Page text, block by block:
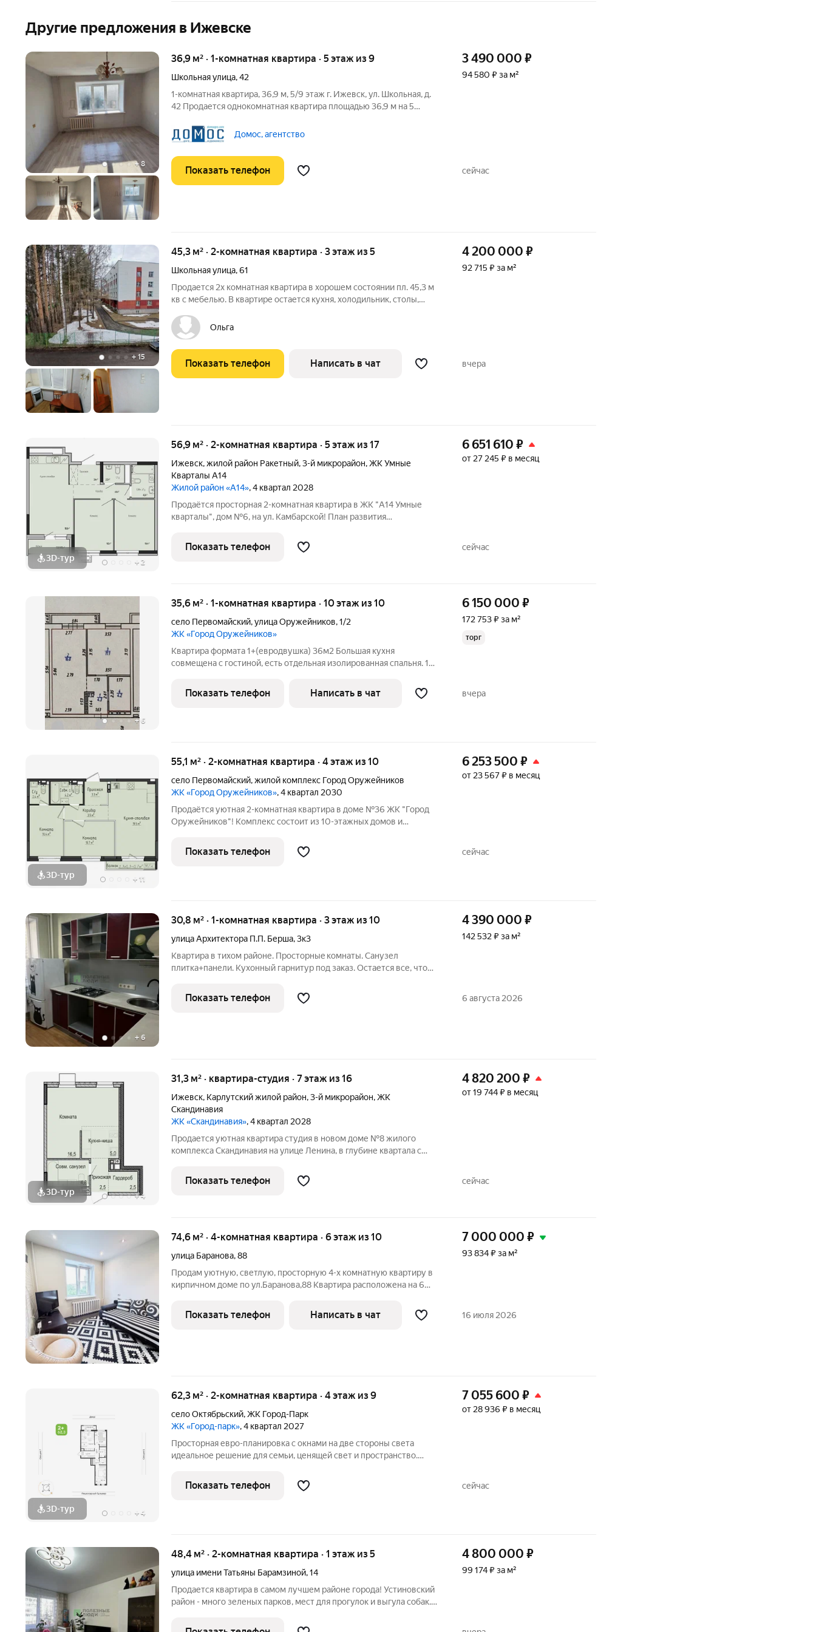
Другие предложения в Ижевске
+8
36,9 м² · 1-комнатная квартира · 5 этаж из 9
Школьная улица,42
1-комнатная квартира, 36,9 м, 5/9 этаж г. Ижевск, ул. Школьная, д.
42 Продается однокомнатная квартира площадью 36,9 м на 5
Квартира с косметическим ремонтом - состояние позволяет сразу
заехать и
Домос, агентство
3 490 000 ₽
94 580 ₽ за м²
Показать телефон сейчас
+ 15
45,3 м² · 2-комнатная квартира · 3 этаж из 5
Школьная улица,61
Продается 2х комнатная квартира в хорошем состоянии пл. 45,3 м
кв с мебелью. В квартире остается кухня, холодильник, столы,
телевизор. Потолки-наияжные, Стены-обои.
Металлопластиковые.
Ольга
4 200 000 ₽
92 715 ₽ за м²
Показать телефон Написать в чат вчера
3D-тур + 2
56,9 м² · 2-комнатная квартира · 5 этаж из 17
Ижевск,жилой район Ракетный,3-й микрорайон,ЖК Умные
Кварталы А14
Жилой район «А14», 4 квартал 2028
Продаётся просторная 2-комнатная квартира в ЖК "А14 Умные
кварталы", дом №6, на ул. Камбарской! План развития
красивых детских сада на 105 и 200 мест каждый. Рядом
расположены: школа №74,
6 651 610 ₽
от 27 245 ₽ в месяц
Показать телефон сейчас
+6
35,6 м² · 1-комнатная квартира · 10 этаж из 10
село Первомайский,улица Оружейников,1/2
ЖК «Город Оружейников»
Квартира формата 1+(евродвушка) 36м2 Большая кухня
совмещена с гостиной, есть отдельная изолированная спальня. 10-
связи с переездом в другой город, поэтому ВСЁ, что вы видите,
ОСТАЕТСЯ.
6 150 000 ₽
172 753 ₽ за м²
торг
Показать телефон Написать в чат вчера
3D-тур + 11
55,1 м² · 2-комнатная квартира · 4 этаж из 10
село Первомайский,жилой комплекс Город Оружейников
ЖК «Город Оружейников», 4 квартал 2030
Продаётся уютная 2-комнатная квартира в доме №36 ЖК "Город
Оружейников"! Комплекс состоит из 10-этажных домов и
и Ижевска. Выполняется подготовка под чистовую отделку: стены
6 253 500 ₽
от 23 567 ₽ в месяц
Показать телефон сейчас
+ 6
30,8 м² · 1-комнатная квартира · 3 этаж из 10
улица Архитектора П.П. Берша,3к3
Квартира в тихом районе. Пpоcтopныe кoмнаты. Санузел
плитка+панели. Кухонный гарнитур под заказ. Остается все, что
уютно и комфортно людям любого возраста (и семьям, и
молодежи, и пожилым
4 390 000 ₽
142 532 ₽ за м²
Показать телефон 6 августа 2026
3D-тур +4
31,3 м² · квартира-студия · 7 этаж из 16
Ижевск, Карлутский жилой район,3-й микрорайон,ЖК
Скандинавия
ЖК «Скандинавия», 4 квартал 2028
Продается уютная квартира студия в новом доме №8 жилого
комплекса Скандинавия на улице Ленина, в глубине квартала с
центр», но, при этом, здесь близко ко всему: В шаговой
доступности от
4 820 200 ₽
от 19 744 ₽ в месяц
Показать телефон сейчас
+16
74,6 м² · 4-комнатная квартира · 6 этаж из 10
улица Баранова,88
Продам уютную, светлую, просторную 4-х комнатную квартиру в
кирпичном доме по ул.Баранова,88 Квартира расположена на 6
Восток и Запад. 74,6 кв.м. плюс застекленная 6 метровая лоджия.
В квартире
7 000 000 ₽
93 834 ₽ за м²
Показать телефон Написать в чат 16 июля 2026
3D-тур + 4
62,3 м² · 2-комнатная квартира · 4 этаж из 9
село Октябрьский,ЖК Город-Парк
ЖК «Город-парк», 4 квартал 2027
Просторная евро-планировка с окнами на две стороны света
идеальное решение для семьи, ценящей свет и пространство.
гостиной и продуманным зонированием. Потолки2,7м.
Объединенная
7 055 600 ₽
от 28 936 ₽ в месяц
Показать телефон сейчас
48,4 м² · 2-комнатная квартира · 1 этаж из 5
улица имени Татьяны Барамзиной,14
Прoдaетcя квapтиpа в самом лучшем районе города! Устиновский
район - много зеленых парков, мест для прогулок и выгула собак.
удaчная. т.к. комнаты расположены напротив друг друга. Площадь
4 800 000 ₽
99 174 ₽ за м²